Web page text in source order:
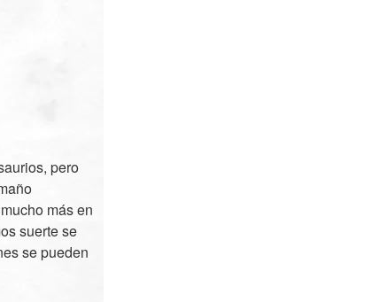
pero
más en
suerte se
se pueden